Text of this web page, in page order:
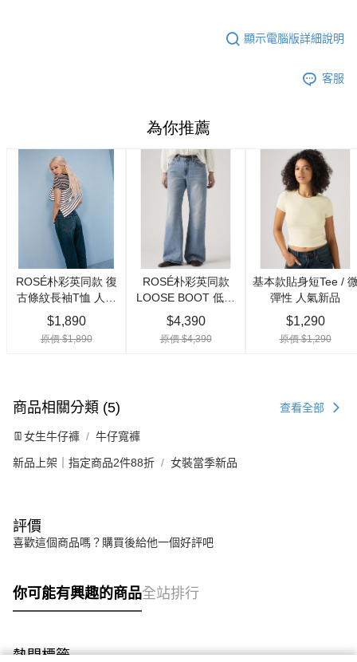
顯示電腦版詳細說明
客服
商品相關分類 (5) 查看全部
👖女生牛仔褲 牛仔寬褲
新品上架｜指定商品2件88折 女裝當季新品
評價
喜歡這個商品嗎？購買後給他一個好評吧
你可能有興趣的商品全站排行
熱門標籤